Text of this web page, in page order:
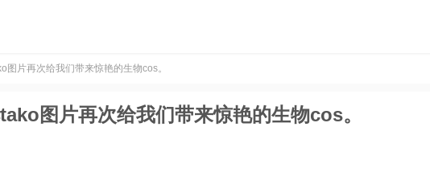
图片再次给我们带来惊艳的生物cos。
图片再次给我们带来惊艳的生物cos。